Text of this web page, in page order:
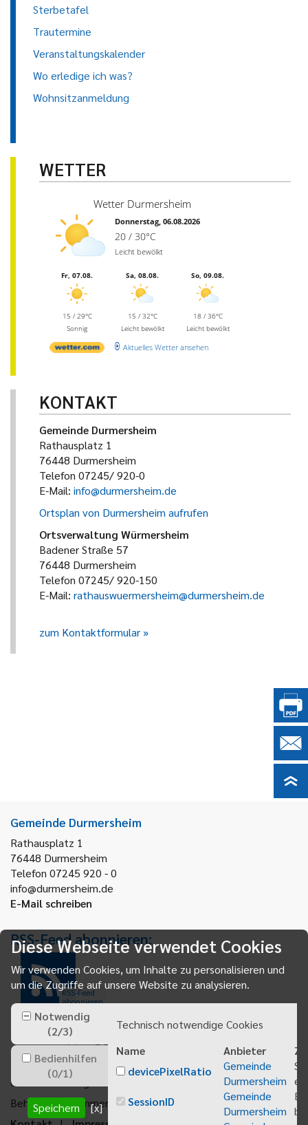
Sterbetafel
Trautermine
Veranstaltungskalender
Wo erledige ich was?
Wohnsitzanmeldung
WETTER
Wetter Durmersheim
Donnerstag, 06.08.2026
20 / 30°C
Leicht bewölkt
Fr, 07.08.
15 / 29°C
Sonnig
Sa, 08.08.
15 / 32°C
Leicht bewölkt
So, 09.08.
18 / 36°C
Leicht bewölkt
Aktuelles Wetter ansehen
KONTAKT
Gemeinde Durmersheim
Rathausplatz 1
76448 Durmersheim
Telefon 07245/ 920-0
E-Mail: info@durmersheim.de
Ortsplan von Durmersheim aufrufen
Ortsverwaltung Würmersheim
Badener Straße 57
76448 Durmersheim
Telefon 07245/ 920-150
E-Mail: rathauswuermersheim@durmersheim.de
zum Kontaktformular
Gemeinde Durmersheim
Rathausplatz 1
76448 Durmersheim
Telefon 07245 920 - 0
info@durmersheim.de
E-Mail schreiben
RSS-Feed abonnieren:
RSS-Feed
abonnieren
Gemeindeanzeiger abonnieren
Behördenrufnummer 115
Diese Webseite verwendet Cookies
Wir verwenden Cookies, um Inhalte zu personalisieren und
um die Zugriffe auf unsere Website zu analysieren.
Notwendig
(2/3)
Bedienhilfen
(0/1)
Speichern [x]
Technisch notwendige Cookies
Name
Anbieter
devicePixelRatio
Gemeinde
Durmersheim
SessionID
Gemeinde
Durmersheim